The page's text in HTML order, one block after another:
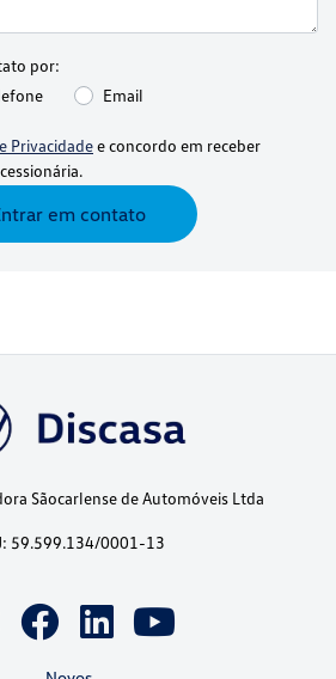
por:
Email
Privacidadee concordo em receber
em contato
Sãocarlense de Automóveis Ltda
59.599.134/0001-13